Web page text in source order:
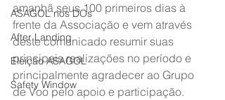
ASAGOL nos DOs
After Landing
Eleição ASAGOL
Safety Window
amanhã seus 100 primeiros dias à
frente da Associação e vem através
deste comunicado resumir suas
principais realizações no período e
principalmente agradecer ao Grupo
de Voo pelo apoio e participação.